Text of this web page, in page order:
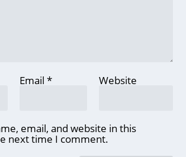
Email * Website
email, and website in this
next time I comment.